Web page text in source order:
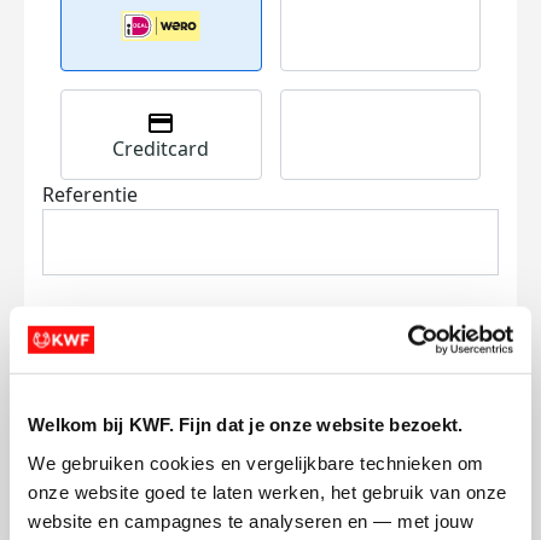
Welkom bij KWF. Fijn dat je onze website bezoekt.
We gebruiken cookies en vergelijkbare technieken om
onze website goed te laten werken, het gebruik van onze
website en campagnes te analyseren en — met jouw
Creditcard
Referentie
Ik wil bijdragen aan de transactiekosten
Doneer nu